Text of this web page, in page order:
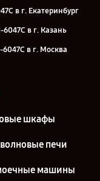
в г. Екатеринбург
в г. Казань
в г. Москва
шкафы
печи
машины